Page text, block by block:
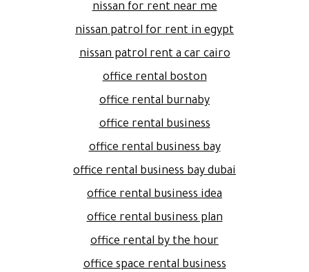
nissan for rent near me
nissan patrol for rent in egypt
nissan patrol rent a car cairo
office rental boston
office rental burnaby
office rental business
office rental business bay
office rental business bay dubai
office rental business idea
office rental business plan
office rental by the hour
office space rental business